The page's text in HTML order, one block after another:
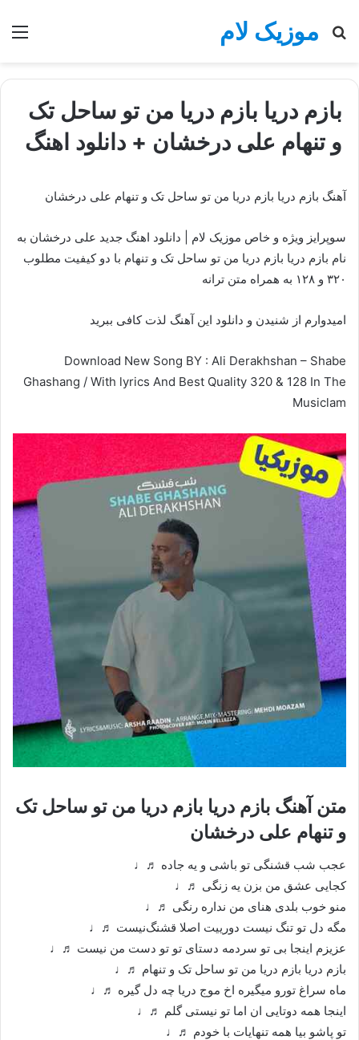
موزیک لام
جستجو
بازم دریا بازم دریا من تو ساحل تک
و‌ تنهام علی درخشان + دانلود اهنگ
آهنگ بازم دریا بازم دریا من تو ساحل تک و‌ تنهام علی درخشان
سوپرایز ویژه و خاص موزیک لام | دانلود اهنگ جدید علی درخشان به
نام بازم دریا بازم دریا من تو ساحل تک و‌ تنهام با دو کیفیت مطلوب
۳۲۰ و ۱۲۸ به همراه متن ترانه
امیدوارم از شنیدن و دانلود این آهنگ لذت کافی ببرید
Download New Song BY : Ali Derakhshan – Shabe
Ghashang / With lyrics And Best Quality 320 & 128 In The
Musiclam
متن آهنگ بازم دریا بازم دریا من تو ساحل تک
و‌ تنهام علی درخشان
عجب شب قشنگی تو باشی و یه جاده ♬♩
کجایی عشق من بزن یه زنگی ♬♩
منو خوب بلدی هنای من نداره رنگی ♬♩
مگه دل تو تنگ نیست دورییت اصلا قشنگ‌نیست ♬♩
عزیزم اینجا بی تو سردمه دستای تو تو دست من نیست ♬♩
بازم دریا بازم دریا من تو ساحل تک و‌ تنهام ♬♩
ماه سراغ تورو میگیره اخ موج دریا چه دل گیره ♬♩
اینجا همه دوتایی ان اما تو نیستی گلم ♬♩
تو پاشو بیا همه تنهایات با خودم ♬♩